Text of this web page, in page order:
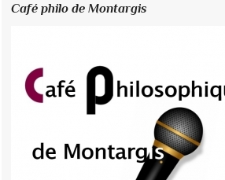
Café philo de Montargis